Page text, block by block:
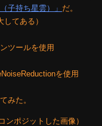
子持ち星雲）」 だ。
てある）
ツールを使用
を使用
みた。
ポジットした画像）